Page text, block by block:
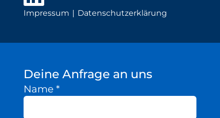
Impressum Datenschutzerklärung
Deine Anfrage an uns
Name *